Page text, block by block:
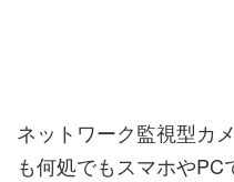
ネットワーク監視型カ
も何処でもスマホやPC